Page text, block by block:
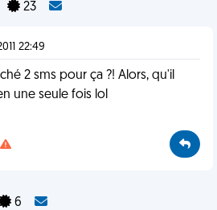
23
22:49
2 sms pour ça ?! Alors, qu'il
une seule fois lol
6